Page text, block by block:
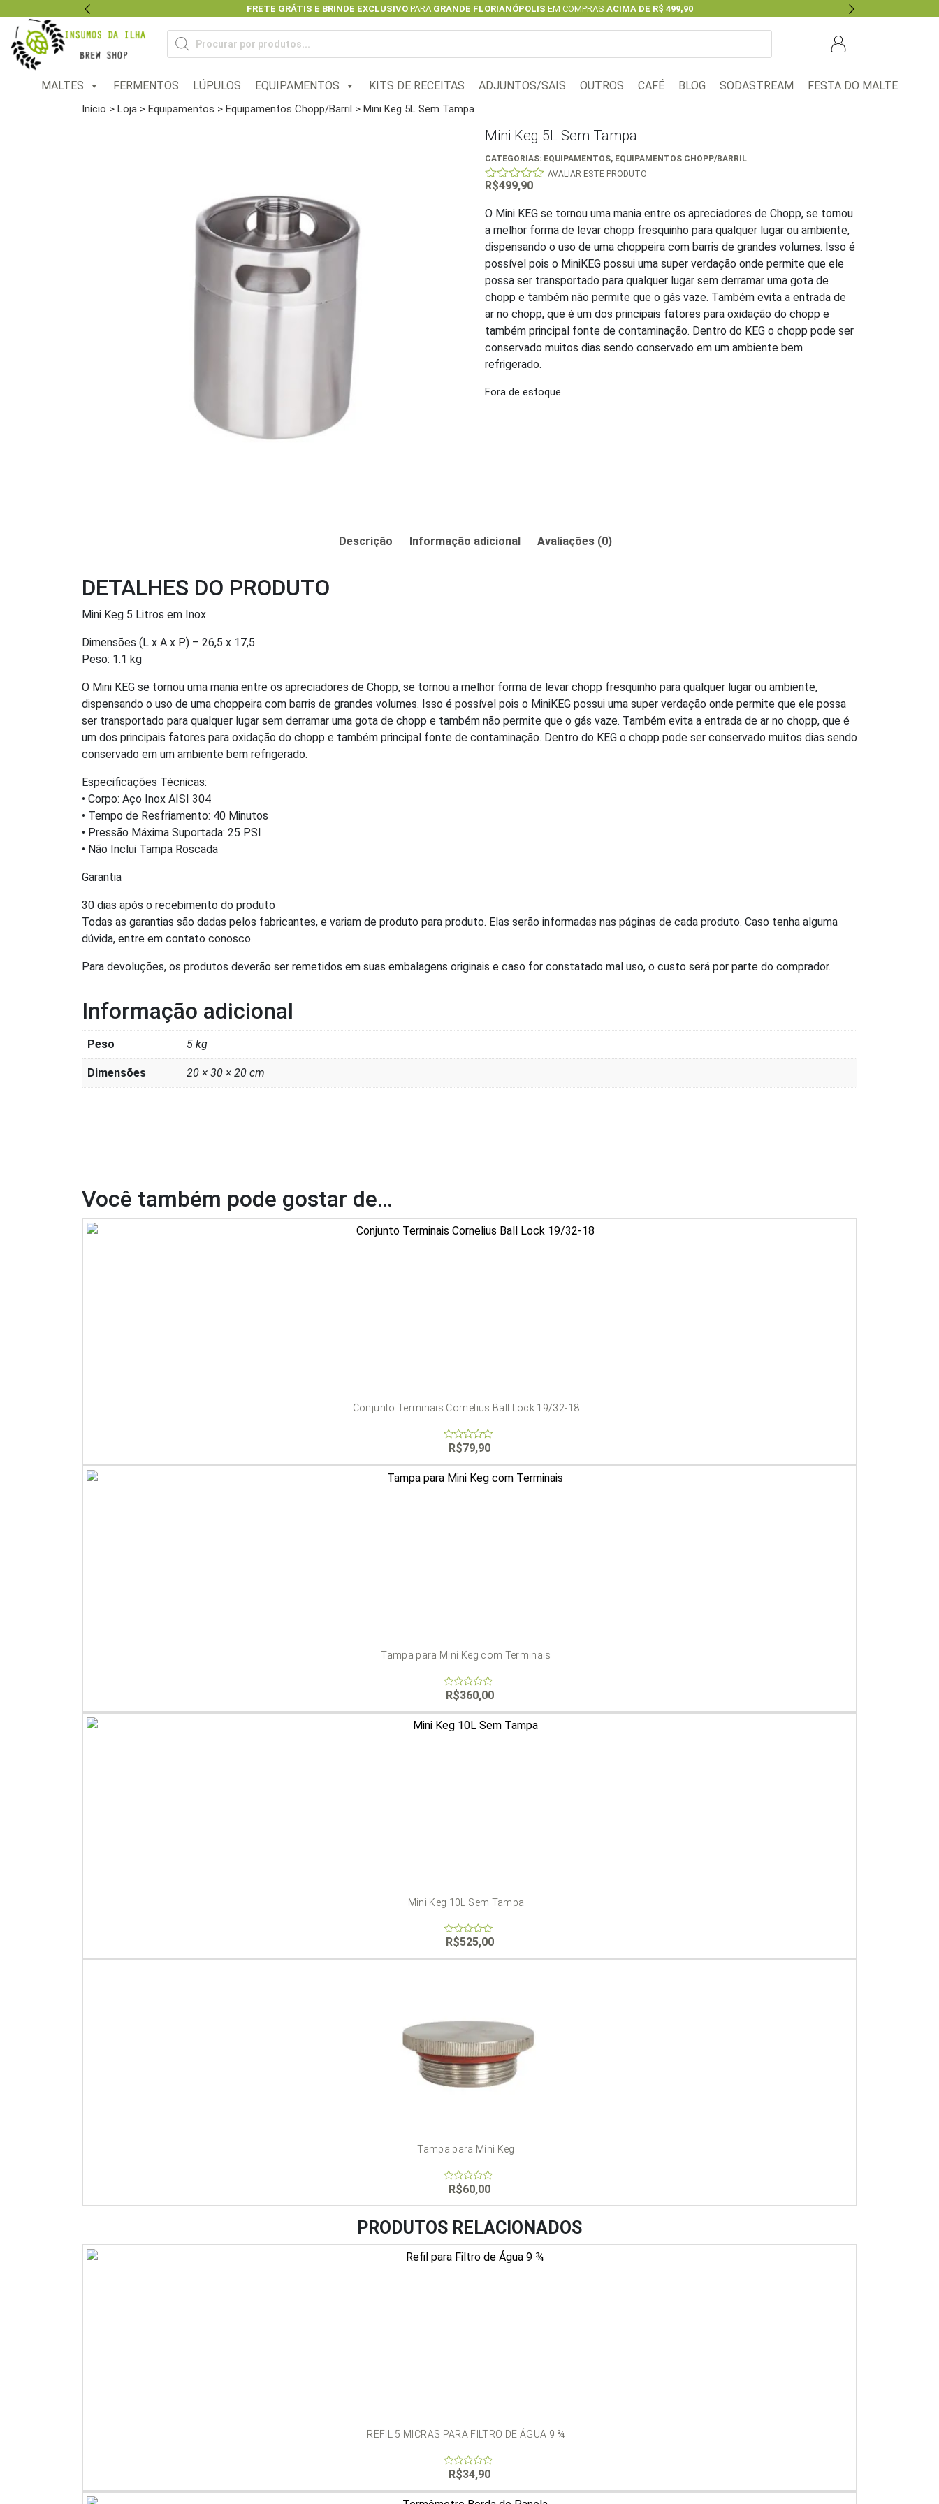
FRETE GRÁTIS E BRINDE EXCLUSIVOPARA GRANDE FLORIANÓPOLIS EM COMPRAS ACIMA DE R$ 499,90
Previous
Next
Pesquisar
produtos
MALTES FERMENTOS LÚPULOS EQUIPAMENTOS KITS DE RECEITAS ADJUNTOS/SAIS OUTROS CAFÉ BLOG SODASTREAM FESTA DO MALTE
Início > Loja > Equipamentos > Equipamentos Chopp/Barril > Mini Keg 5L Sem Tampa
Mini Keg 5L Sem Tampa
CATEGORIAS: EQUIPAMENTOS, EQUIPAMENTOS CHOPP/BARRIL
0
of
5
AVALIAR ESTE PRODUTO
R$499,90
O Mini KEG se tornou uma mania entre os apreciadores de Chopp, se tornou
a melhor forma de levar chopp fresquinho para qualquer lugar ou ambiente,
dispensando o uso de uma choppeira com barris de grandes volumes. Isso é
possível pois o MiniKEG possui uma super verdação onde permite que ele
possa ser transportado para qualquer lugar sem derramar uma gota de
chopp e também não permite que o gás vaze. Também evita a entrada de
ar no chopp, que é um dos principais fatores para oxidação do chopp e
também principal fonte de contaminação. Dentro do KEG o chopp pode ser
conservado muitos dias sendo conservado em um ambiente bem
refrigerado.
Fora de estoque
Descrição Informação adicional Avaliações (0)
DETALHES DO PRODUTO
Mini Keg 5 Litros em Inox
Dimensões (L x A x P) – 26,5 x 17,5
Peso: 1.1 kg
O Mini KEG se tornou uma mania entre os apreciadores de Chopp, se tornou a melhor forma de levar chopp fresquinho para qualquer lugar ou ambiente,
dispensando o uso de uma choppeira com barris de grandes volumes. Isso é possível pois o MiniKEG possui uma super verdação onde permite que ele possa
ser transportado para qualquer lugar sem derramar uma gota de chopp e também não permite que o gás vaze. Também evita a entrada de ar no chopp, que é
um dos principais fatores para oxidação do chopp e também principal fonte de contaminação. Dentro do KEG o chopp pode ser conservado muitos dias sendo
conservado em um ambiente bem refrigerado.
Especificações Técnicas:
• Corpo: Aço Inox AISI 304
• Tempo de Resfriamento: 40 Minutos
• Pressão Máxima Suportada: 25 PSI
• Não Inclui Tampa Roscada
Garantia
30 dias após o recebimento do produto
Todas as garantias são dadas pelos fabricantes, e variam de produto para produto. Elas serão informadas nas páginas de cada produto. Caso tenha alguma
dúvida, entre em contato conosco.
Para devoluções, os produtos deverão ser remetidos em suas embalagens originais e caso for constatado mal uso, o custo será por parte do comprador.
Informação adicional
Peso 5 kg
Dimensões 20 × 30 × 20 cm
Você também pode gostar de…
Conjunto Terminais Cornelius Ball Lock 19/32-18
of
5
R$79,90
Tampa para Mini Keg com Terminais
0
out
of
5
R$360,00
Mini Keg 10L Sem Tampa
0
out
of
R$525,00
Tampa para Mini Keg
of
R$60,00
PRODUTOS RELACIONADOS
REFIL 5 MICRAS PARA FILTRO DE ÁGUA 9 ¾
of
5
R$34,90